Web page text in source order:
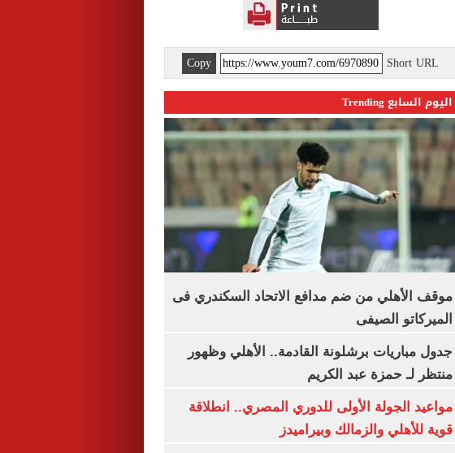
Short URL
Copy
اليوم السابع Trending
موقف الأهلي من ضم مدافع الاتحاد السكندري فى
الميركاتو الصيفى
جدول مباريات برشلونة القادمة.. الأهلي وظهور
منتظر لـ حمزة عبد الكريم
مواعيد الجولة الأولى للدوري المصري.. انطلاقة
قوية للأهلي والزمالك وبيراميدز